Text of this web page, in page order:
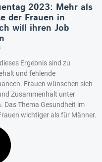
2023: Mehr als
der Frauen in
will ihren Job
Ergebnis sind zu
und fehlende
Frauen wünschen sich
Zusammenhalt unter
Das Thema Gesundheit im
wichtiger als für Männer.